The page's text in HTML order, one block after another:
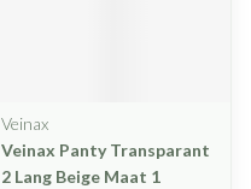
Veinax
Veinax Panty Transparant
2 Lang Beige Maat 1